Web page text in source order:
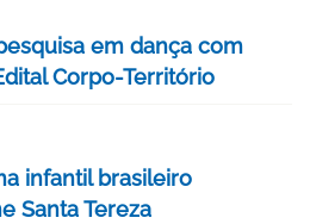
em dança com
Corpo-Território
infantil brasileiro
Santa Tereza